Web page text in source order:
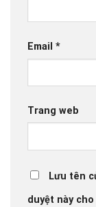
Email *
Trang web
Lưu tên
duyệt này